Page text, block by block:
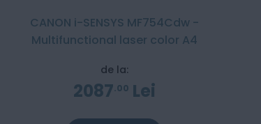
CANON i-SENSYS MF754Cdw -
Multifunctional laser color A4
de la:
2087 00 Lei